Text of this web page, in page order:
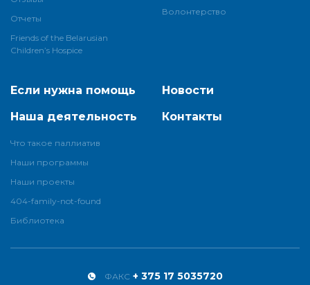
Отчеты
Friends of the Belarusian
Children’s Hospice
Волонтерство
Если нужна помощь
Наша деятельность
Что такое паллиатив
Наши программы
Наши проекты
404-family-not-found
Библиотека
Новости
Контакты
ФАКС + 375 17 5035720